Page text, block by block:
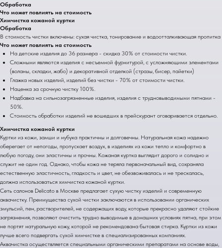
Обработка
Что может повлиять на стоимость
Химчистка кожаной куртки
Обработка
В стоимость чистки включены: сухая чистка, тонирование и водоотталкивающая пропитка
Что может повлиять на стоимость
На детские изделия до 36 размера - скидка 30% от стоимости чистки.
Сложными являются изделия с несъемной фурнитурой, с усложняющими элементами
(воланы, складки, жабо) и декоративной отделкой (стразы, бисер, пайетки)
Глажка новых изделий, изделий без чистки - 70% от стоимости чистки.
Наценка за срочную чистку 100%.
Надбавка на сильнозагрязненные изделия, изделия с трудновыводимыми пятнами -
50%.
Стоимость обработки изделий не вошедших в прейскурант оговаривается отдельно.
Химчистка кожаной куртки
Куртки из кожи, замши и нубука практичны и долговечны. Натуральная кожа надежно
оберегает от непогоды, пропускает воздух, в изделиях из кожи тепло и комфортно в
любую погоду, они эластичны и прочны. Кожаная куртка выглядит дорого и солидно и
служит не один год. Однако, чтобы кожа не теряла первоначальный вид, сохраняла
естественную эластичность, гладкость и цвет, не обезвоживалась и не трескалась,
должна использоваться химчистка кожаной куртки.
Сеть салонов Delicato в Москве предлагает сухую чистку изделий и современную
аквачистку. Преимущества сухой чистки заключаются в использовании органических
эмульсий, пен, растворителей, не содержащих воду, которые прекрасно удаляют стойкие
загрязнения, позволяют очистить трудно выводимые в домашних условиях пятна, при этом
не портят натуральную кожу, которой не рекомендована бытовая стирка. Куртки из кожи
лучше всего подвергать сухой химчистке в специализированных компаниях.
Аквачистка осуществляется специальными органическими препаратами на основе воды,